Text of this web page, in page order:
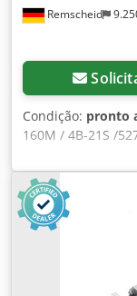
Remscheid
Condição: pronto
160M / 4B-21S /
testado
100% funcional,
descontos de
artigo. Por favor,
ATENÇÃO: Por
envio
embalagem e